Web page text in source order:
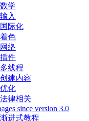
数学
输入
国际化
着色
网络
插件
多线程
创建内容
优化
法律相关
since version 3.0
渐进式教程